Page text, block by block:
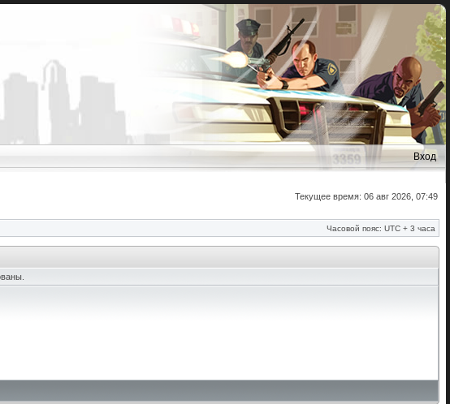
Вход
Текущее время: 06 авг 2026, 07:49
Часовой пояс: UTC + 3 часа